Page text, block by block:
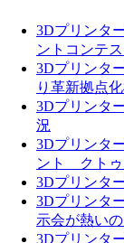
3Dプリンタ
ントコンテ
3Dプリンタ
り革新拠点
3Dプリンタ
況
3Dプリンタ
ント クトゥ
3Dプリンタ
3Dプリンタ
示会が熱いの
3Dプリンタ